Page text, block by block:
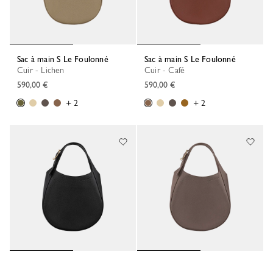
Sac à main S Le Foulonné
Cuir - Lichen
590,00 €
+ 2
Sac à main S Le Foulonné
Cuir - Café
590,00 €
+ 2